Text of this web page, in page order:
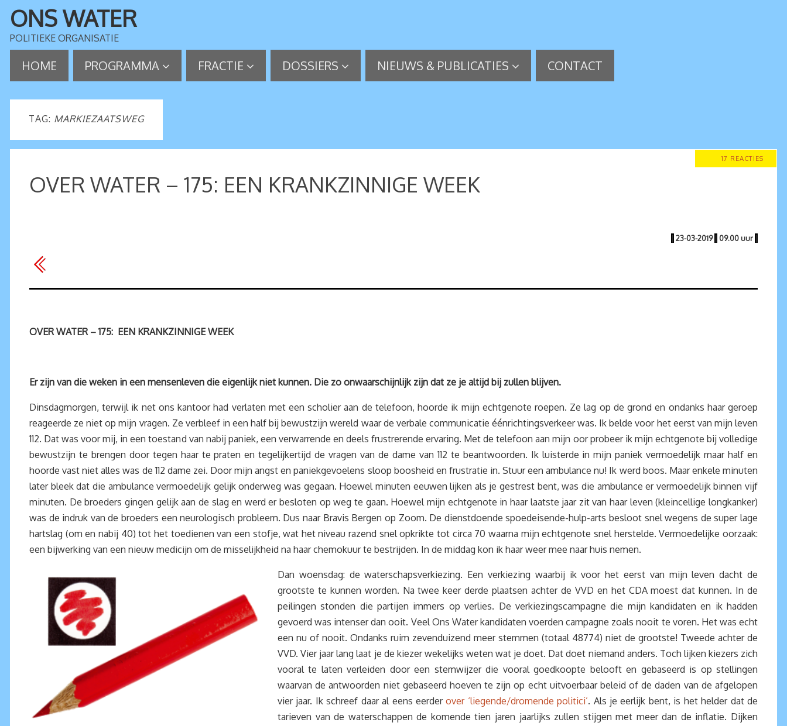
ONS WATER
POLITIEKE ORGANISATIE
HOME PROGRAMMA FRACTIE DOSSIERS NIEUWS & PUBLICATIES CONTACT
TAG: MARKIEZAATSWEG
17 REACTIES
OVER WATER – 175: EEN KRANKZINNIGE WEEK
| 23-03-2019 | 09.00 uur |
OVER WATER – 175: EEN KRANKZINNIGE WEEK
Er zijn van die weken in een mensenleven die eigenlijk niet kunnen. Die zo onwaarschijnlijk zijn dat ze je altijd bij zullen blijven.
Dinsdagmorgen, terwijl ik net ons kantoor had verlaten met een scholier aan de telefoon, hoorde ik mijn echtgenote roepen. Ze lag op de grond en ondanks haar geroep
reageerde ze niet op mijn vragen. Ze verbleef in een half bij bewustzijn wereld waar de verbale communicatie éénrichtingsverkeer was. Ik belde voor het eerst van mijn leven
112. Dat was voor mij, in een toestand van nabij paniek, een verwarrende en deels frustrerende ervaring. Met de telefoon aan mijn oor probeer ik mijn echtgenote bij volledige
bewustzijn te brengen door tegen haar te praten en tegelijkertijd de vragen van de dame van 112 te beantwoorden. Ik luisterde in mijn paniek vermoedelijk maar half en
hoorde vast niet alles was de 112 dame zei. Door mijn angst en paniekgevoelens sloop boosheid en frustratie in. Stuur een ambulance nu! Ik werd boos. Maar enkele minuten
later bleek dat die ambulance vermoedelijk gelijk onderweg was gegaan. Hoewel minuten eeuwen lijken als je gestrest bent, was die ambulance er vermoedelijk binnen vijf
minuten. De broeders gingen gelijk aan de slag en werd er besloten op weg te gaan. Hoewel mijn echtgenote in haar laatste jaar zit van haar leven (kleincellige longkanker)
was de indruk van de broeders een neurologisch probleem. Dus naar Bravis Bergen op Zoom. De dienstdoende spoedeisende-hulp-arts besloot snel wegens de super lage
hartslag (om en nabij 40) tot het toedienen van een stofje, wat het niveau razend snel opkrikte tot circa 70 waarna mijn echtgenote snel herstelde. Vermoedelijke oorzaak:
een bijwerking van een nieuw medicijn om de misselijkheid na haar chemokuur te bestrijden. In de middag kon ik haar weer mee naar huis nemen.
Dan woensdag: de waterschapsverkiezing. Een verkiezing waarbij ik voor het eerst van mijn leven dacht de
grootste te kunnen worden. Na twee keer derde plaatsen achter de VVD en het CDA moest dat kunnen. In de
peilingen stonden die partijen immers op verlies. De verkiezingscampagne die mijn kandidaten en ik hadden
gevoerd was intenser dan ooit. Veel Ons Water kandidaten voerden campagne zoals nooit te voren. Het was echt
een nu of nooit. Ondanks ruim zevenduizend meer stemmen (totaal 48774) niet de grootste! Tweede achter de
VVD. Vier jaar lang laat je de kiezer wekelijks weten wat je doet. Dat doet niemand anders. Toch lijken kiezers zich
vooral te laten verleiden door een stemwijzer die vooral goedkoopte belooft en gebaseerd is op stellingen
waarvan de antwoorden niet gebaseerd hoeven te zijn op echt uitvoerbaar beleid of de daden van de afgelopen
vier jaar. Ik schreef daar al eens eerderover ‘liegende/dromende politici’. Als je eerlijk bent, is het helder dat de
tarieven van de waterschappen de komende tien jaren jaarlijks zullen stijgen met meer dan de inflatie. Dijken